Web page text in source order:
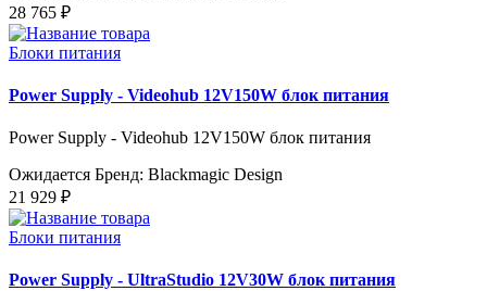
28 765 ₽
Блоки питания
Power Supply - Videohub 12V150W блок питания
Power Supply - Videohub 12V150W блок питания
Ожидается Бренд: Blackmagic Design
21 929 ₽
Блоки питания
Power Supply - UltraStudio 12V30W блок питания